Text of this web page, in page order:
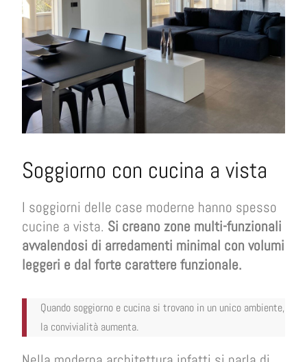
Soggiorno con cucina a vista
I soggiorni delle case moderne hanno spesso
cucine a vista. Si creano zone multi-funzionali
avvalendosi di arredamenti minimal con volumi
leggeri e dal forte carattere funzionale.
Quando soggiorno e cucina si trovano in un unico ambiente,
la convivialità aumenta.